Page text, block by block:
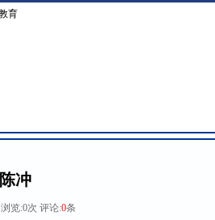
育
冲
浏览:0次 评论:0条